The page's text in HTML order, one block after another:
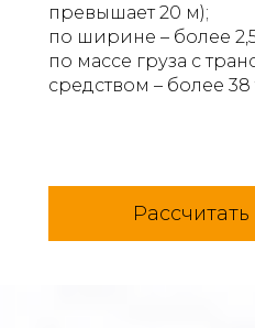
превышает 20 м);
по ширине – более
по массе груза с
средством – более 38